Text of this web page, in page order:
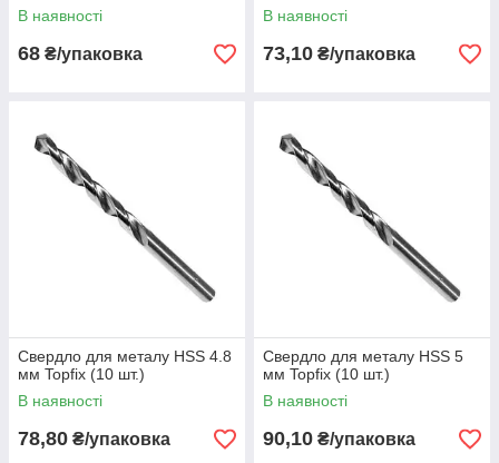
В наявності
68 ₴/упаковка
В наявності
73,10 ₴/упаковка
Свердло для металу HSS 4.8
мм Topfix (10 шт.)
В наявності
78,80 ₴/упаковка
Свердло для металу HSS 5
мм Topfix (10 шт.)
В наявності
90,10 ₴/упаковка